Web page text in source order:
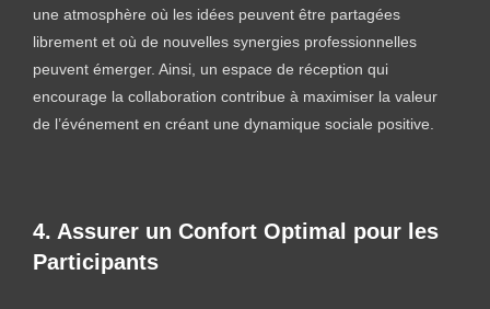
une atmosphère où les idées peuvent être partagées
librement et où de nouvelles synergies professionnelles
peuvent émerger. Ainsi, un espace de réception qui
encourage la collaboration contribue à maximiser la valeur
de l’événement en créant une dynamique sociale positive.
4. Assurer un Confort Optimal pour les
Participants